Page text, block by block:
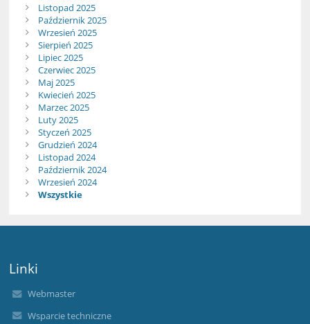
Listopad 2025
Październik 2025
Wrzesień 2025
Sierpień 2025
Lipiec 2025
Czerwiec 2025
Maj 2025
Kwiecień 2025
Marzec 2025
Luty 2025
Styczeń 2025
Grudzień 2024
Listopad 2024
Październik 2024
Wrzesień 2024
Wszystkie
Linki
Webmaster
Wsparcie techniczne